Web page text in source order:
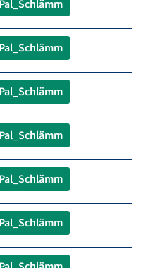
Pal_Schlämm
Pal_Schlämm
Pal_Schlämm
Pal_Schlämm
Pal_Schlämm
Pal_Schlämm